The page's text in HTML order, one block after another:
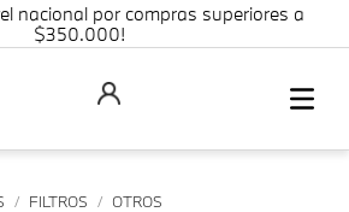
nacional por compras superiores a
$350.000!
FILTROS OTROS